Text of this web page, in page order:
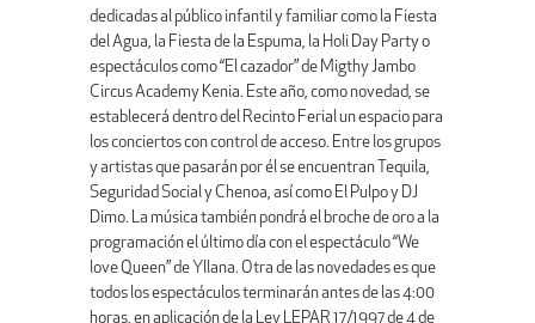
dedicadas al público infantil y familiar como la Fiesta
del Agua, la Fiesta de la Espuma, la Holi Day Party o
espectáculos como “El cazador” de Migthy Jambo
Circus Academy Kenia. Este año, como novedad, se
establecerá dentro del Recinto Ferial un espacio para
los conciertos con control de acceso. Entre los grupos
y artistas que pasarán por él se encuentran Tequila,
Seguridad Social y Chenoa, así como El Pulpo y DJ
Dimo. La música también pondrá el broche de oro a la
programación el último día con el espectáculo “We
love Queen” de Yllana. Otra de las novedades es que
todos los espectáculos terminarán antes de las 4:00
horas, en aplicación de la Ley LEPAR 17/1997 de 4 de